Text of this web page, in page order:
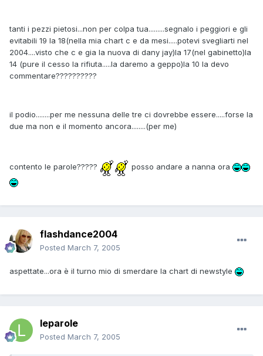
tanti i pezzi pietosi...non per colpa tua.........segnalo i peggiori e gli
evitabili 19 la 18(nella mia chart c e da mesi.....potevi svegliarti nel
2004....visto che c e gia la nuova di dany jay)la 17(nel gabinetto)la
14 (pure il cesso la rifiuta.....la daremo a geppo)la 10 la devo
commentare??????????
il podio........per me nessuna delle tre ci dovrebbe essere.....forse la
due ma non e il momento ancora........(per me)
contento le parole????? posso andare a nanna ora
flashdance2004
Posted March 7, 2005
aspettate...ora è il turno mio di smerdare la chart di newstyle
leparole
Posted March 7, 2005